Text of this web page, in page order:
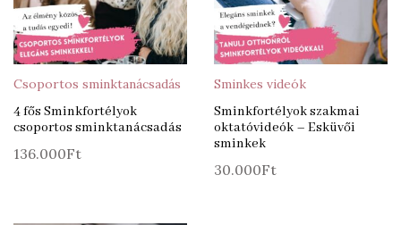
Csoportos sminktanácsadás
4 fős Sminkfortélyok
csoportos sminktanácsadás
136.000Ft
Sminkes videók
Sminkfortélyok szakmai
oktatóvideók – Esküvői
sminkek
30.000Ft